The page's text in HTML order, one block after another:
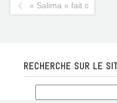
« Salima » fait des
RECHERCHE SUR LE